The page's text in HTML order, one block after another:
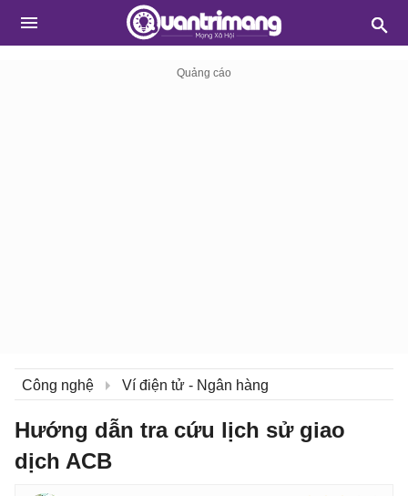
Công nghệ Ví điện tử - Ngân hàng
Hướng dẫn tra cứu lịch sử giao
dịch ACB